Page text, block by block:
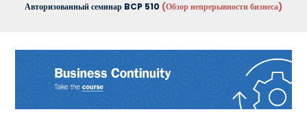
Авторизованный семинар BCP 510 (Обзор непрерывности бизнеса)